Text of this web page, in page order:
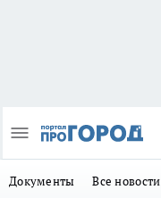
Документы Все новости